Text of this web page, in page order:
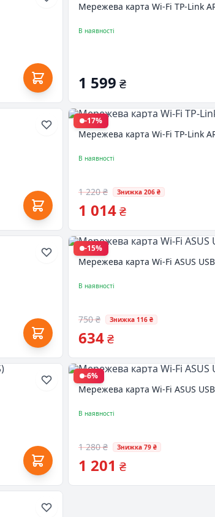
Мережева карта Wi-Fi TP-Link
В наявності
1 599 ₴
-17%
Мережева карта Wi-Fi TP-Link
В наявності
1 220 ₴ Знижка 206 ₴
1 014₴
-15%
Мережева карта Wi-Fi ASUS
В наявності
750 ₴ Знижка 116 ₴
634₴
-6%
Мережева карта Wi-Fi ASUS
В наявності
1 280 ₴ Знижка 79 ₴
1 201 ₴